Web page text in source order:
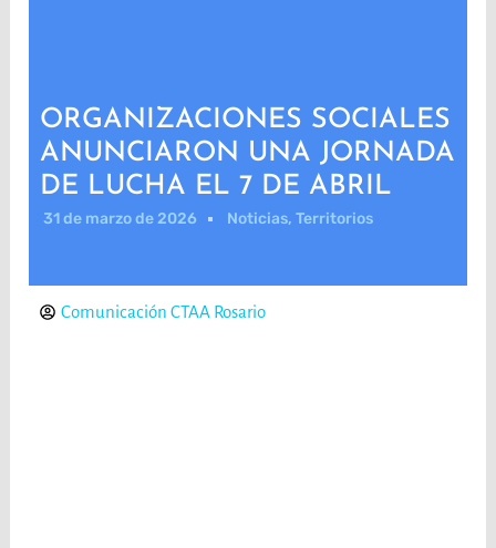
ORGANIZACIONES SOCIALES
ANUNCIARON UNA JORNADA
DE LUCHA EL 7 DE ABRIL
31 de marzo de 2026 Noticias,Territorios
Comunicación CTAA Rosario